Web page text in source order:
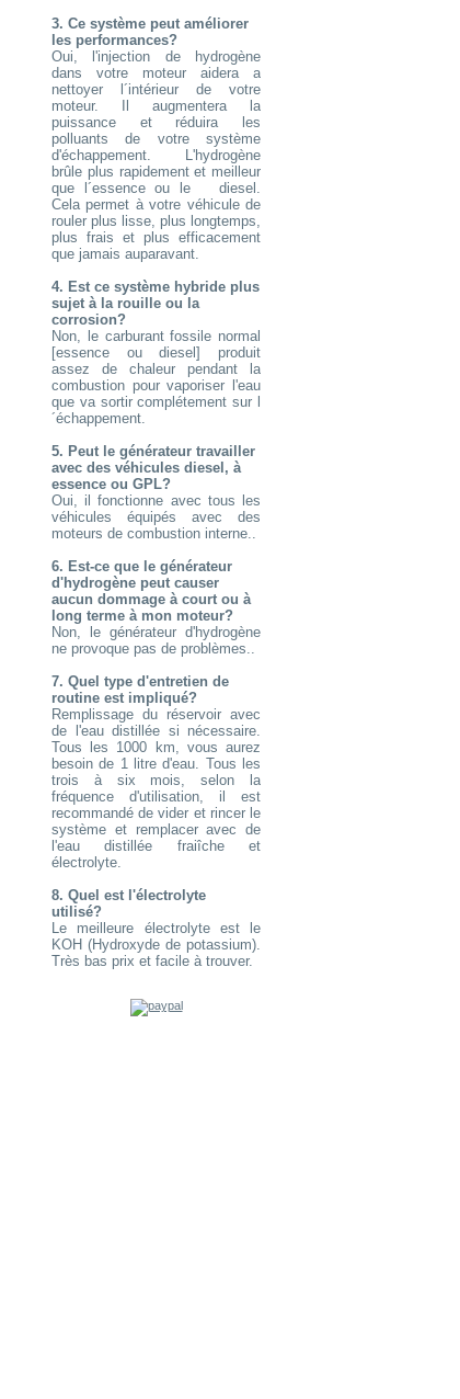
3. Ce système peut améliorer
les performances?
Oui, l'injection de hydrogène
dans votre moteur aidera a
nettoyer l´intérieur de votre
moteur. Il augmentera la
puissance et réduira les
polluants de votre système
d'échappement. L'hydrogène
brûle plus rapidement et meilleur
que l´essence ou le diesel.
Cela permet à votre véhicule de
rouler plus lisse, plus longtemps,
plus frais et plus efficacement
que jamais auparavant.
4. Est ce système hybride plus
sujet à la rouille ou la
corrosion?
Non, le carburant fossile normal
[essence ou diesel] produit
assez de chaleur pendant la
combustion pour vaporiser l'eau
que va sortir complétement sur l
´échappement.
5. Peut le générateur travailler
avec des véhicules diesel, à
essence ou GPL?
Oui, il fonctionne avec tous les
véhicules équipés avec des
moteurs de combustion interne..
6. Est-ce que le générateur
d'hydrogène peut causer
aucun dommage à court ou à
long terme à mon moteur?
Non, le générateur d'hydrogène
ne provoque pas de problèmes..
7. Quel type d'entretien de
routine est impliqué?
Remplissage du réservoir avec
de l'eau distillée si nécessaire.
Tous les 1000 km, vous aurez
besoin de 1 litre d'eau. Tous les
trois à six mois, selon la
fréquence d'utilisation, il est
recommandé de vider et rincer le
système et remplacer avec de
l'eau distillée fraiîche et
électrolyte.
8. Quel est l'électrolyte
utilisé?
Le meilleure électrolyte est le
KOH (Hydroxyde de potassium).
Très bas prix et facile à trouver.